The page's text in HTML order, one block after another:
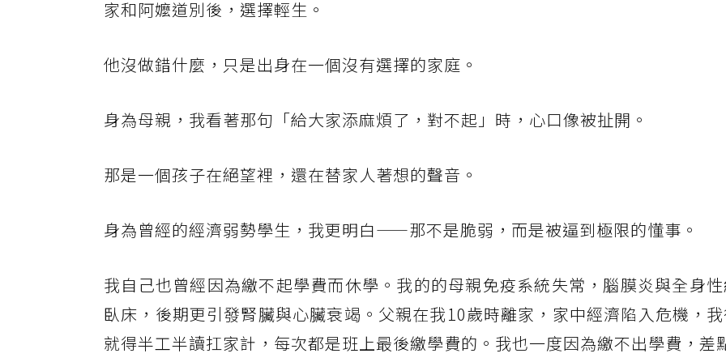
家和阿嬤道別後，選擇輕生。
他沒做錯什麼，只是出身在一個沒有選擇的家庭。
身為母親，我看著那句「給大家添麻煩了，對不起」時，心口像被扯開。
那是一個孩子在絕望裡，還在替家人著想的聲音。
身為曾經的經濟弱勢學生，我更明白——那不是脆弱，而是被逼到極限的懂事。
我自己也曾經因為繳不起學費而休學。我的的母親免疫系統失常，腦膜炎與全身
臥床，後期更引發腎臟與心臟衰竭。父親在我10歲時離家，家中經濟陷入危機，
就得半工半讀扛家計，每次都是班上最後繳學費的。我也一度因為繳不出學費，差